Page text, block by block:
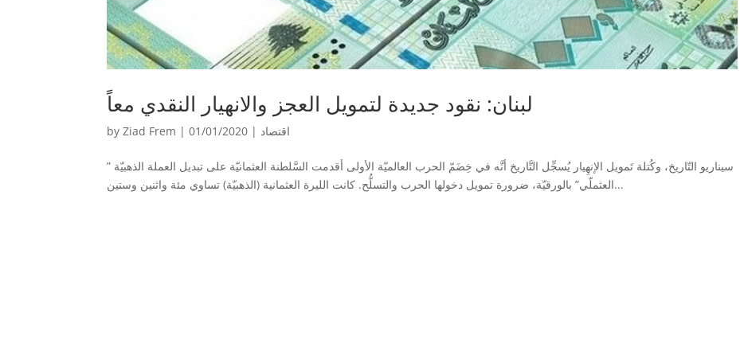
لبنان: نقود جديدة لتمويل العجز والانهيار النقدي معاً
byZiad Frem |01/01/2020 | اقتصاد
سيناريو التّاريخ، وكُتلة تَمويل الإنهِيار يُسجِّل التَّاريخ أنَّه في خِضَمّ الحرب العالميّة الأولى أقدمت السَّلطنة العثمانيّة على تبديل العملة الذهبيّة ”
العثملّي” بالورقيّة، ضرورة تمويل دخولها الحرب والتسلُّح. كانت الليرة العثمانية (الذهبيّة) تساوي مئة واثنين وستين...